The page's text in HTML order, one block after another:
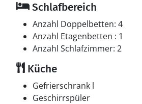
Schlafbereich
Anzahl Doppelbetten: 4
Anzahl Etagenbetten : 1
Anzahl Schlafzimmer: 2
Küche
Gefrierschrank l
Geschirrspüler